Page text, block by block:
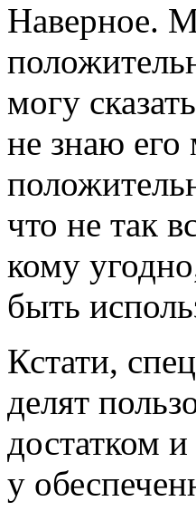
Наверное.
могу
не знаю его
что не так
кому
быть
Кстати,
делят
достатком
у